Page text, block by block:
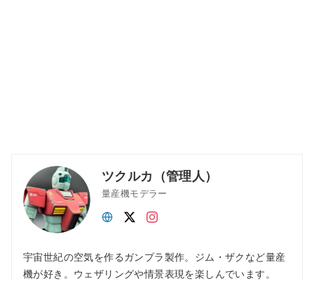
ツクルカ（管理人）
量産機モデラー
宇宙世紀の空気を作るガンプラ製作。ジム・ザクなど量産
機が好き。ウェザリングや情景表現を楽しんでいます。